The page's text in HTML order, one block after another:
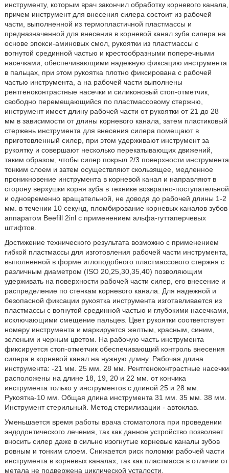
инструменту, которым врач закончил обработку корневого канала,
причем инструмент для внесения силера состоит из рабочей
части, выполненной из термопластичной пластмассы и
предназначенной для внесения в корневой канал зуба силера на
основе эпокси-аминовых смол, рукоятки из пластмассы с
вогнутой срединной частью и крестообразными поперечными
насечками, обеспечивающими надежную фиксацию инструмента
в пальцах, при этом рукоятка плотно фиксирована с рабочей
частью инструмента, а на рабочей части выполнены
рентгеноконтрастные насечки и силиконовый стоп-отметчик,
свободно перемещающийся по пластмассовому стержню,
инструмент имеет длину рабочей части от рукоятки от 21 до 28
мм в зависимости от длины корневого канала, затем пластиковый
стержень инструмента для внесения силера помещают в
приготовленный силер, при этом удерживают инструмент за
рукоятку и совершают несколько перекатывающих движений,
таким образом, чтобы силер покрыл 2/3 поверхности инструмента
тонким слоем и затем осуществляют скользящее, медленное
проникновение инструмента в корневой канал и направляют в
сторону верхушки корня зуба в технике возвратно-поступательной
и одновременно вращательной, не доводя до рабочей длины 1-2
мм. в течении 10 секунд, пломбирование корневых каналов зубов
аппаратом Beefill 2inl с применением альфа-гуттаперчевых
штифтов.
Достижение технического результата возможно с применением
гибкой пластмассы для изготовления рабочей части инструмента,
выполненной в форме иглоподобного пластмассового стержня с
различным диаметром (ISO 20,25,30,35,40) позволяющим
удерживать на поверхности рабочей части силер, его внесение и
распределение по стенкам корневого канала. Для надежной и
безопасной фиксации рукоятка инструмента изготавливается из
пластмассы с вогнутой срединной частью и глубокими насечками,
исключающими смещение пальцев. Цвет рукоятки соответствует
номеру инструмента и маркируется желтым, красным, синим,
зеленым и черным цветом. На рабочую часть инструмента
фиксируется стоп-отметчик обеспечивающий контроль внесения
силера в корневой канал на нужную длину. Рабочая длина
инструмента: -21 мм. 25 мм. 28 мм. Рентгеноконтрастные насечки
расположены на длине 18, 19, 20 и 22 мм. от кончика
инструмента только у инструментов с длиной 25 и 28 мм.
Рукоятка-10 мм. Общая длина инструмента 31 мм. 35 мм. 38 мм.
Инструмент стерильный. Метод стерилизации - автоклав.
Уменьшается время работы врача стоматолога при проведении
эндодонтического лечения, так как данное устройство позволяет
вносить силер даже в сильно изогнутые корневые каналы зубов
ровным и тонким слоем. Снижается риск поломки рабочей части
инструмента в корневых каналах, так как пластмасса в отличии от
метала не подвержена циклической усталости.